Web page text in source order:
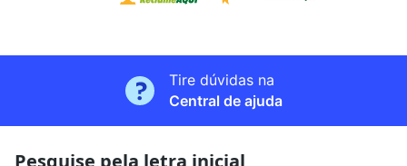
Tire dúvidas na
Central de ajuda